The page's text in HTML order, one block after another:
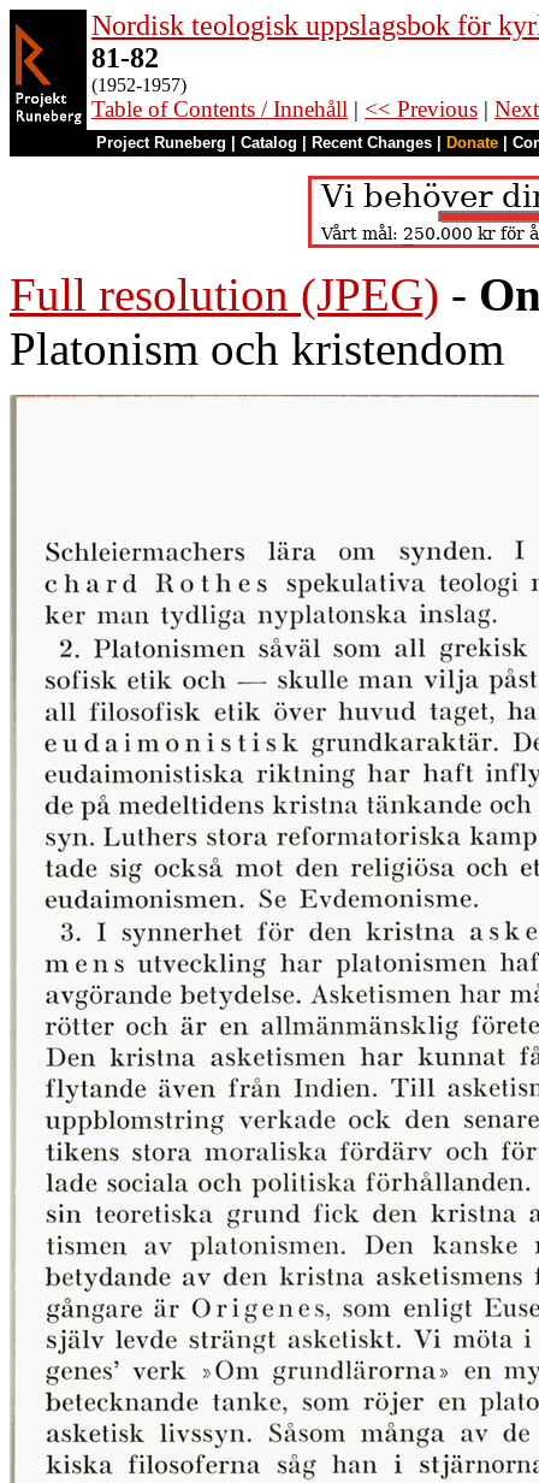
Nordisk teologisk uppslagsbok för
81-82
(1952-1957)
Table of Contents / Innehåll | << Previous |
Project Runeberg Catalog Recent Changes Donate
Full resolution (JPEG) -
Platonism och kristendom